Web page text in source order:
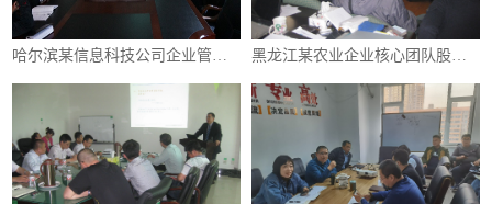
哈尔滨某信息科技公司企业管理咨询项目 黑龙江某农业企业核心团队股权激励项目